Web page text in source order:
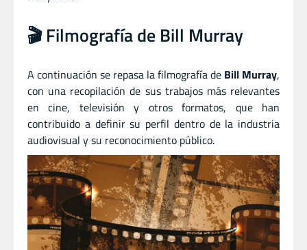
🎬 Filmografía de Bill Murray
A continuación se repasa la filmografía de Bill Murray,
con una recopilación de sus trabajos más relevantes
en cine, televisión y otros formatos, que han
contribuido a definir su perfil dentro de la industria
audiovisual y su reconocimiento público.